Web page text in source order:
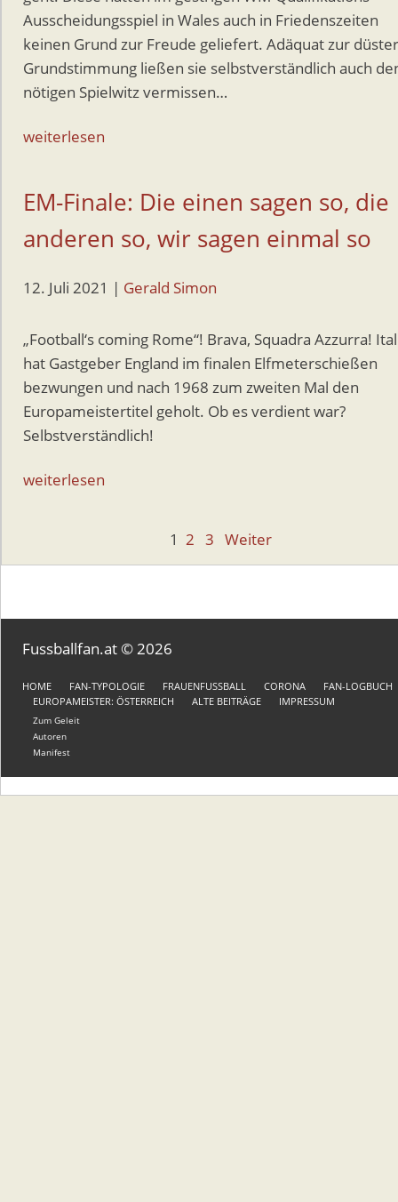
Ausscheidungsspiel in Wales auch in Friedenszeiten
keinen Grund zur Freude geliefert. Adäquat zur
Grundstimmung ließen sie selbstverständlich auch
nötigen Spielwitz vermissen…
weiterlesen
EM-Finale: Die einen sagen so, die
anderen so, wir sagen einmal so
12. Juli 2021 | Gerald Simon
„Football‘s coming Rome“! Brava, Squadra Azzurra!
hat Gastgeber England im finalen Elfmeterschießen
bezwungen und nach 1968 zum zweiten Mal den
Europameistertitel geholt. Ob es verdient war?
Selbstverständlich!
weiterlesen
Beitragsnavigation
1 2 3 Weiter
Fussballfan.at © 2026
HOME FAN-TYPOLOGIE FRAUENFUSSBALL CORONA
FAN-LOGBUCH
EUROPAMEISTER: ÖSTERREICH
Zum Geleit
Autoren
Manifest
ALTE BEITRÄGE IMPRESSUM